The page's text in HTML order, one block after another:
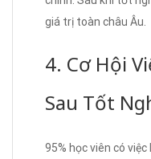
giá trị toàn châu Âu.
4. Cơ Hội
Sau Tốt
95% học viên có